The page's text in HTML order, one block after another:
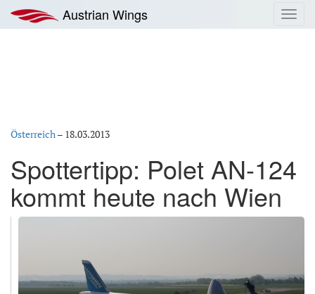
Inhalt
springen
Austrian Wings
Österreich– 18.03.2013
Spottertipp: Polet AN-124
kommt heute nach Wien